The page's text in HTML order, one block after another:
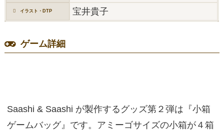
イラスト・DTP 宝井貴子
ゲーム詳細
Saashi & Saashi が製作するグッズ第２弾は『小箱
ゲームバッグ』です。アミーゴサイズの小箱が４箱